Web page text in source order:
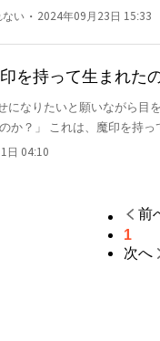
ビで『VRMMOラインエ
ほぼ同じ』だという。
る。
い ・ 2024年09月23日 15:33
を持って生まれた
なりたいと願いながら目
か？」 これは、魔印を持っ
双物語です。
日 04:10
前
1
次へ